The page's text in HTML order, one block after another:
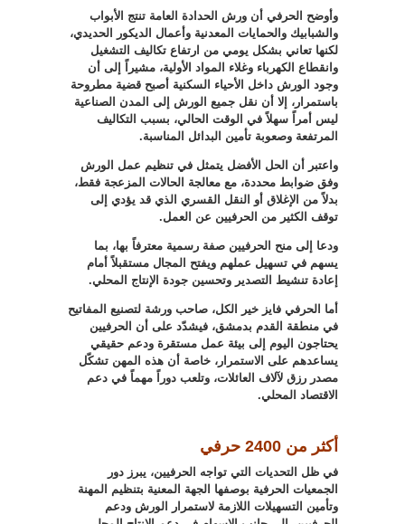
وأوضح الحرفي أن ورش الحدادة العامة تنتج الأبواب
والشبابيك والحمايات المعدنية وأعمال الديكور الحديدي،
لكنها تعاني بشكل يومي من ارتفاع تكاليف التشغيل
وانقطاع الكهرباء وغلاء المواد الأولية، مشيراً إلى أن
وجود الورش داخل الأحياء السكنية أصبح قضية مطروحة
باستمرار، إلا أن نقل جميع الورش إلى المدن الصناعية
ليس أمراً سهلاً في الوقت الحالي، بسبب التكاليف
المرتفعة وصعوبة تأمين البدائل المناسبة.
واعتبر أن الحل الأفضل يتمثل في تنظيم عمل الورش
وفق ضوابط محددة، مع معالجة الحالات المزعجة فقط،
بدلاً من الإغلاق أو النقل القسري الذي قد يؤدي إلى
توقف الكثير من الحرفيين عن العمل.
ودعا إلى منح الحرفيين صفة رسمية معترفاً بها، بما
يسهم في تسهيل عملهم ويفتح المجال مستقبلاً أمام
إعادة تنشيط التصدير وتحسين جودة الإنتاج المحلي.
أما الحرفي فايز خير الكل، صاحب ورشة لتصنيع المفاتيح
في منطقة القدم بدمشق، فيشدّد على أن الحرفيين
يحتاجون اليوم إلى بيئة عمل مستقرة ودعم حقيقي
يساعدهم على الاستمرار، خاصة أن هذه المهن تشكّل
مصدر رزق لآلاف العائلات، وتلعب دوراً مهماً في دعم
الاقتصاد المحلي.
أكثر من 2400 حرفي
في ظل التحديات التي تواجه الحرفيين، يبرز دور
الجمعيات الحرفية بوصفها الجهة المعنية بتنظيم المهنة
وتأمين التسهيلات اللازمة لاستمرار الورش ودعم